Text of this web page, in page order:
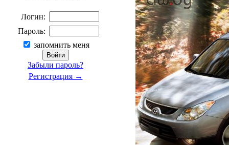
Логин:
Пароль:
запомнить меня
Забыли пароль?
Регистрация →